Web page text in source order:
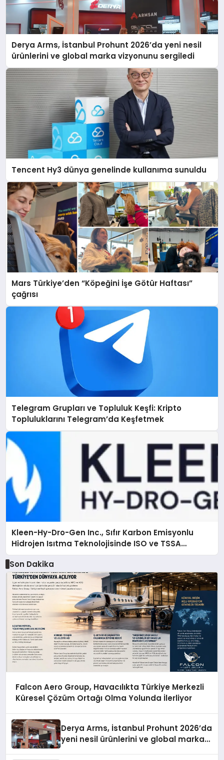
Derya Arms, İstanbul Prohunt 2026’da yeni nesil
ürünlerini ve global marka vizyonunu sergiledi
Tencent Hy3 dünya genelinde kullanıma sunuldu
Mars Türkiye’den “Köpeğini İşe Götür Haftası”
çağrısı
Telegram Grupları ve Topluluk Keşfi: Kripto
Topluluklarını Telegram’da Keşfetmek
Kleen-Hy-Dro-Gen Inc., Sıfır Karbon Emisyonlu
Hidrojen Isıtma Teknolojisinde ISO ve TSSA
Düzenleyici Onaylarını Aldı
Son Dakika
Falcon Aero Group, Havacılıkta Türkiye Merkezli
Küresel Çözüm Ortağı Olma Yolunda İlerliyor
Derya Arms, İstanbul Prohunt 2026’da
yeni nesil ürünlerini ve global marka